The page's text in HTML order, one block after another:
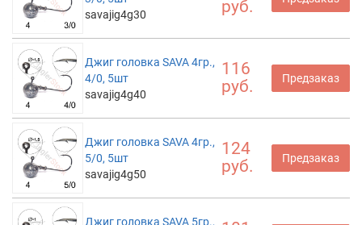
savajig4g30
руб.
Джиг головка SAVA 4гр.,
4/0, 5шт
savajig4g40
116
руб.
Предзаказ
Джиг головка SAVA 4гр.,
5/0, 5шт
savajig4g50
124
руб.
Предзаказ
Джиг головка SAVA 5гр.,